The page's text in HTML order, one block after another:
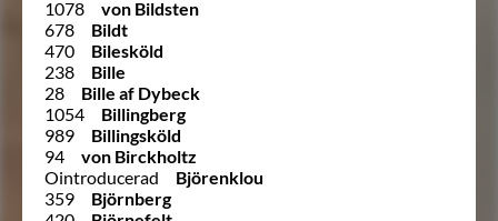
1078
von Bildsten
678
Bildt
470
Bilesköld
238
Bille
28
Bille af Dybeck
1054
Billingberg
989
Billingsköld
94
von Birckholtz
Ointroducerad
Björenklou
359
Björnberg